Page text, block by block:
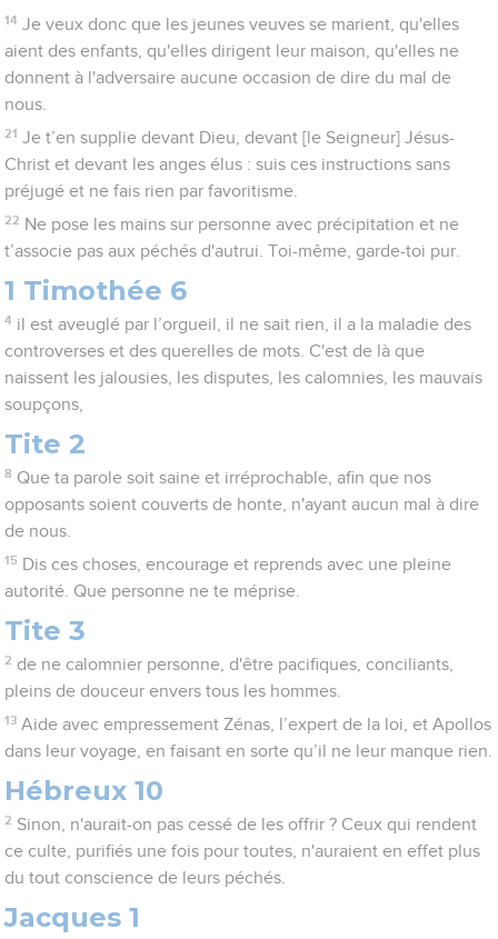
14 Je veux donc que les jeunes veuves se marient, qu'elles
aient des enfants, qu'elles dirigent leur maison, qu'elles ne
donnent à l'adversaire aucune occasion de dire du mal de
nous.
21 Je t’en supplie devant Dieu, devant [le Seigneur] Jésus-
Christ et devant les anges élus : suis ces instructions sans
préjugé et ne fais rien par favoritisme.
22 Ne pose les mains sur personne avec précipitation et ne
t’associe pas aux péchés d'autrui. Toi-même, garde-toi pur.
1 Timothée 6
4 il est aveuglé par l’orgueil, il ne sait rien, il a la maladie des
controverses et des querelles de mots. C'est de là que
naissent les jalousies, les disputes, les calomnies, les mauvais
soupçons,
Tite 2
8 Que ta parole soit saine et irréprochable, afin que nos
opposants soient couverts de honte, n'ayant aucun mal à dire
de nous.
15 Dis ces choses, encourage et reprends avec une pleine
autorité. Que personne ne te méprise.
Tite 3
2 de ne calomnier personne, d'être pacifiques, conciliants,
pleins de douceur envers tous les hommes.
13 Aide avec empressement Zénas, l’expert de la loi, et Apollos
dans leur voyage, en faisant en sorte qu’il ne leur manque rien.
Hébreux 10
2 Sinon, n'aurait-on pas cessé de les offrir ? Ceux qui rendent
ce culte, purifiés une fois pour toutes, n'auraient en effet plus
du tout conscience de leurs péchés.
Jacques 1